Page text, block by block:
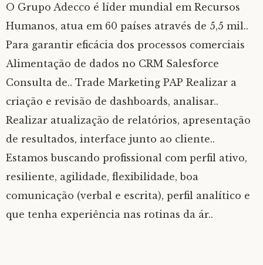
O Grupo Adecco é líder mundial em Recursos
Humanos, atua em 60 países através de 5,5 mil..
Para garantir eficácia dos processos comerciais
Alimentação de dados no CRM Salesforce
Consulta de.. Trade Marketing PAP Realizar a
criação e revisão de dashboards, analisar..
Realizar atualização de relatórios, apresentação
de resultados, interface junto ao cliente..
Estamos buscando profissional com perfil ativo,
resiliente, agilidade, flexibilidade, boa
comunicação (verbal e escrita), perfil analítico e
que tenha experiência nas rotinas da ár..